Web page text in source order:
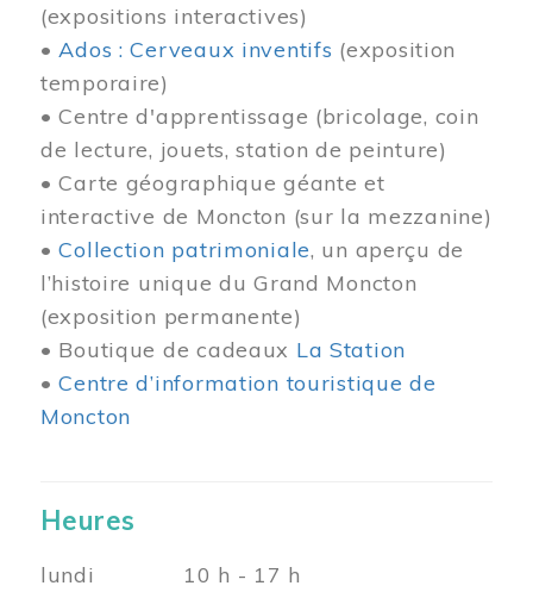
(expositions interactives)
•Ados : Cerveaux inventifs (exposition
temporaire)
• Centre d'apprentissage (bricolage, coin
de lecture, jouets, station de peinture)
• Carte géographique géante et
interactive de Moncton (sur la mezzanine)
•Collection patrimoniale, un aperçu de
l’histoire unique du Grand Moncton
(exposition permanente)
• Boutique de cadeaux La Station
•Centre d’information touristique de
Moncton
Heures
lundi 10 h - 17 h